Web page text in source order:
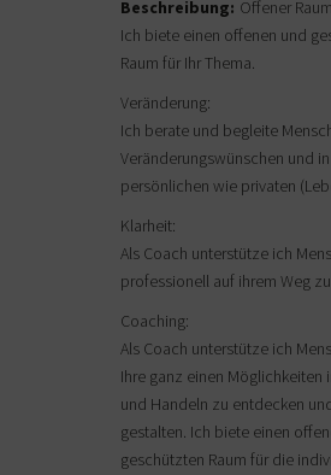
Beschreibung: Offener
Ich biete einen offenen und
Raum für Ihr Thema.
Veränderung:
Ich berate und begleite
Veränderungswünschen und
persönlichen wie privaten
Klarheit:
Als Coach unterstütze ich
professionell auf ihrem Weg
Coaching:
Als Coach unterstütze ich
Ihre ganz einen Möglichkeiten
und Handeln zu entdecken
gestalten. Ich biete einen
geschützten Raum für die